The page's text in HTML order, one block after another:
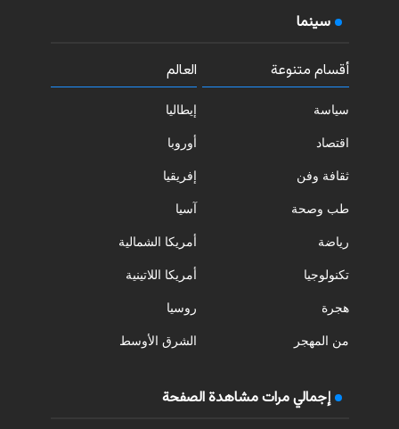
سينما
أقسام متنوعة
سياسة
اقتصاد
ثقافة وفن
طب وصحة
رياضة
تكنولوجيا
هجرة
من المهجر
العالم
إيطاليا
أوروبا
إفريقيا
آسيا
أمريكا الشمالية
أمريكا اللاتينية
روسيا
الشرق الأوسط
إجمالي مرات مشاهدة الصفحة